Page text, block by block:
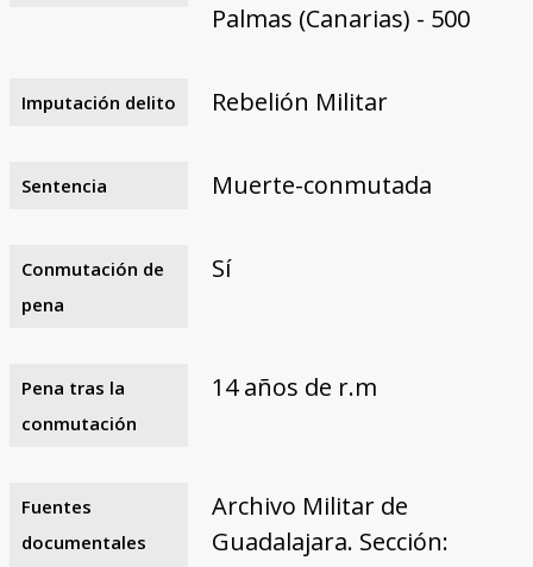
Palmas (Canarias) - 500
Imputación delito Rebelión Militar
Sentencia Muerte-conmutada
Conmutación de
pena
Sí
Pena tras la
conmutación
14 años de r.m
Fuentes
documentales
Archivo Militar de
Guadalajara. Sección: